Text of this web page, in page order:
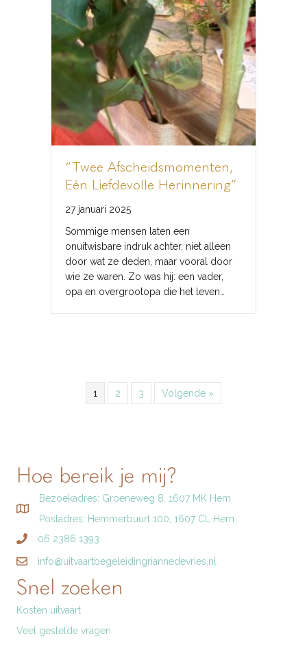
“Twee Afscheidsmomenten,
Eén Liefdevolle Herinnering”
27 januari 2025
Sommige mensen laten een
onuitwisbare indruk achter, niet alleen
door wat ze deden, maar vooral door
wie ze waren. Zo was hij: een vader,
opa en overgrootopa die het leven…
1 2 3 Volgende »
Hoe bereik je mij?
Bezoekadres: Groeneweg 8, 1607 MK Hem
Postadres: Hemmerbuurt 100, 1607 CL Hem
06 2386 1393
info@uitvaartbegeleidingriannedevries.nl
Snel zoeken
Kosten uitvaart
Veel gestelde vragen